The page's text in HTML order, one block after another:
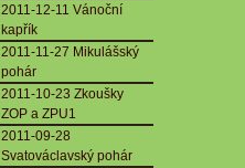
2011-12-11 Vánoční
kapřík
2011-11-27 Mikulášský
pohár
2011-10-23 Zkoušky
ZOP a ZPU1
2011-09-28
Svatováclavský pohár